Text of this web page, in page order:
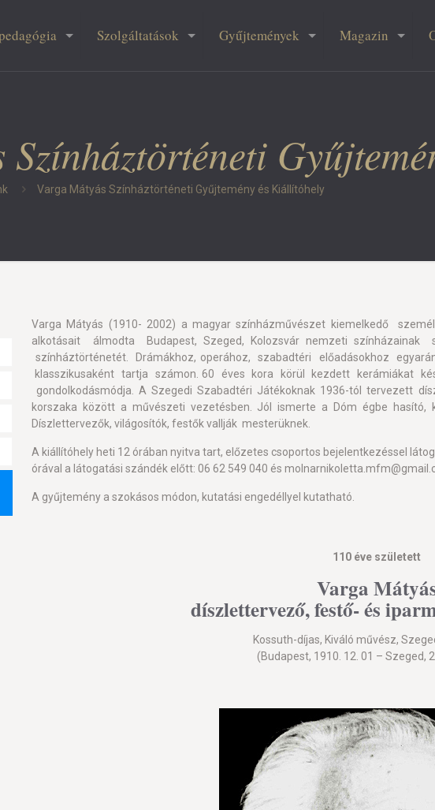
Szolgáltatások Gyűjtemények Magazin
Színháztörténeti
Varga Mátyás Színháztörténeti Gyűjtemény és Kiállítóhely
Varga Mátyás (1910- 2002) a magyar színházművészet kiemelkedő
alkotásait álmodta Budapest, Szeged, Kolozsvár nemzeti
színháztörténetét. Drámákhoz, operához, szabadtéri előadásokhoz
klasszikusaként tartja számon. 60 éves kora körül kezdett kerámiákat
gondolkodásmódja. A Szegedi Szabadtéri Játékoknak 1936-tól tervezett
korszaka között a művészeti vezetésben. Jól ismerte a Dóm égbe hasító,
Díszlettervezők, világosítók, festők vallják mesterüknek.
A kiállítóhely heti 12 órában nyitva tart, előzetes csoportos bejelentkezéssel
órával a látogatási szándék előtt: 06 62 549 040 és
A gyűjtemény a szokásos módon, kutatási engedéllyel kutatható.
110 éve született
Varga
díszlettervező, festő- és
Kossuth-díjas, Kiváló művész,
(Budapest, 1910. 12. 01 – Szeged,